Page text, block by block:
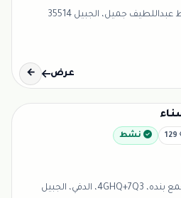
جميل، الجبيل 35514
عرض ←
نشط
شارع الخليل حي القدس في مجمع بنده، 4GHQ+7Q3، الدفي، الجبيل